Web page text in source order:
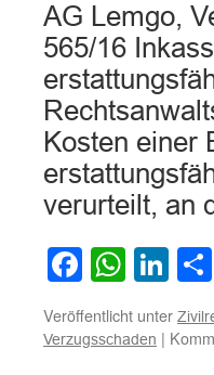
AG Lemgo,
565/16
Kosten einer
verurteilt, an
Veröffentlicht unter
Verzugsschaden |